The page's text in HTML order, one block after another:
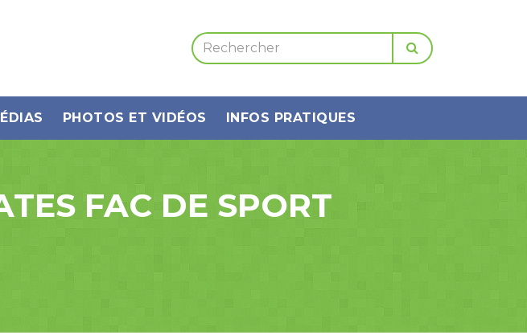
PHOTOS ET VIDÉOS INFOS PRATIQUES
FAC DE SPORT